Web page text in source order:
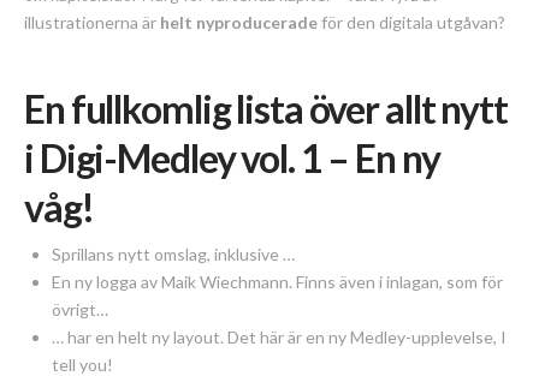
illustrationerna är helt nyproduceradeför den digitala utgåvan?
En fullkomlig lista över allt nytt
i Digi-Medley vol. 1 – En ny
våg!
Sprillans nytt omslag, inklusive …
En ny logga av Maik Wiechmann. Finns även i inlagan, som för
övrigt…
… har en helt ny layout. Det här är en ny Medley-upplevelse, I
tell you!